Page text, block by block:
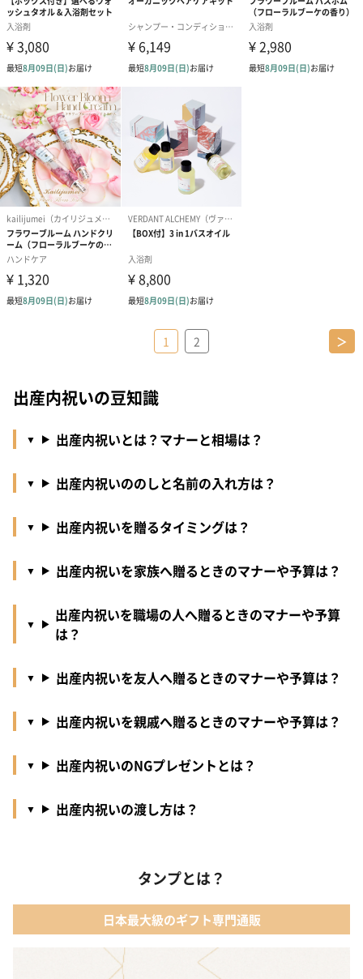
1 2 ＞
出産内祝いの豆知識
出産内祝いとは？マナーと相場は？
出産内祝いののしと名前の入れ方は？
出産内祝いを贈るタイミングは？
出産内祝いを家族へ贈るときのマナーや予算は？
出産内祝いを職場の人へ贈るときのマナーや予算
は？
出産内祝いを友人へ贈るときのマナーや予算は？
出産内祝いを親戚へ贈るときのマナーや予算は？
出産内祝いのNGプレゼントとは？
出産内祝いの渡し方は？
タンプとは？
日本最大級のギフト専門通販